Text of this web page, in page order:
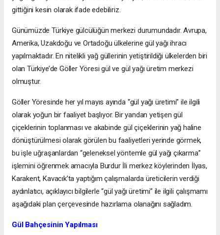
gittiğini kesin olarak ifade edebiliriz.
Günümüzde Türkiye gülcülüğün merkezi durumundadır. Avrupa,
Amerika, Uzakdoğu ve Ortadoğu ülkelerine gül yağı ihracı
yapılmaktadır. En nitelikli yağ güllerinin yetiştirildiği ülkelerden biri
olan Türkiye’de Göller Yöresi gül ve gül yağı üretim merkezi
olmuştur.
Göller Yöresinde her yıl mayıs ayında “gül yağı üretimi” ile ilgili
olarak yoğun bir faaliyet başlıyor. Bir yandan yetişen gül
çiçeklerinin toplanması ve akabinde gül çiçeklerinin yağ haline
dönüştürülmesi olarak görülen bu faaliyetleri yerinde görmek,
bu işle uğraşanlardan “geleneksel yöntemle gül yağı çıkarma”
işlemini öğrenmek amacıyla Burdur İli merkez köylerinden İlyas,
Karakent, Kavacık’ta yaptığım çalışmalarda üreticilerin verdiği
aydınlatıcı, açıklayıcı bilgilerle “gül yağı üretimi” ile ilgili çalışmamı
aşağıdaki plan çerçevesinde hazırlama olanağını sağladım.
Gül Bahçesinin Yapılması